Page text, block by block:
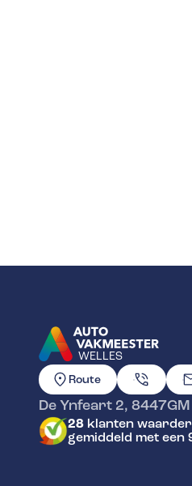
WELLES
GA NAAR DE
Route
De Ynfeart 2, 8447GM
28 klanten
gemiddeld met een